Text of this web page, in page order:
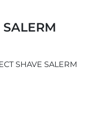
SALERM
SHAVE SALERM